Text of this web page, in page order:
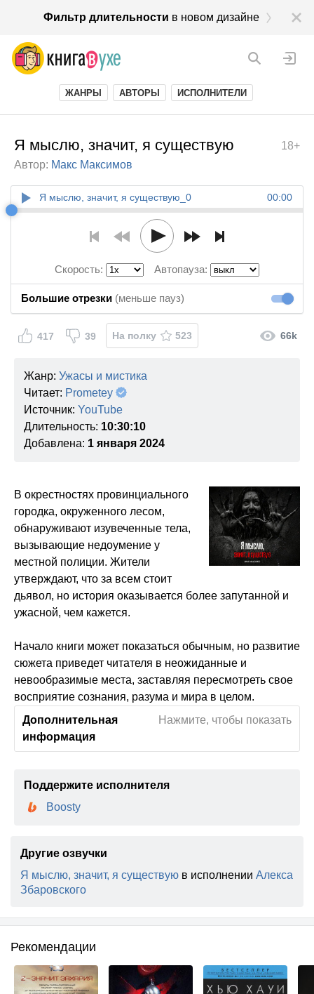
Фильтр длительности в новом дизайне
ЖАНРЫ АВТОРЫ ИСПОЛНИТЕЛИ
18+
Я мыслю, значит, я существую
Автор: Макс Максимов
00:00
Я мыслю, значит, я существую_0
Скорость: Автопауза:
Большие отрезки (меньше пауз)
417 39 На полку 523 66k
Жанр: Ужасы и мистика
Читает: Prometey
Источник: YouTube
Длительность: 10:30:10
Добавлена: 1 января 2024
В окрестностях провинциального
городка, окруженного лесом,
обнаруживают изувеченные тела,
вызывающие недоумение у
местной полиции. Жители
утверждают, что за всем стоит
дьявол, но история оказывается более запутанной и
ужасной, чем кажется.
Начало книги может показаться обычным, но развитие
сюжета приведет читателя в неожиданные и
невообразимые места, заставляя пересмотреть свое
восприятие сознания, разума и мира в целом.
Нажмите, чтобы показать
Дополнительная
информация
Поддержите исполнителя
Boosty
Другие озвучки
Я мыслю, значит, я существую в исполнении Алекса
Збаровского
Рекомендации